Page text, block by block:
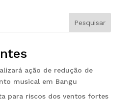
Pesquisar
ação de redução de
musical em Bangu
para riscos dos ventos fortes